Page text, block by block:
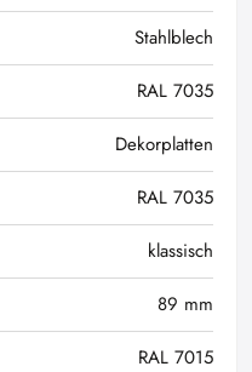
Stahlblech
RAL 7035
Dekorplatten
RAL 7035
klassisch
89 mm
RAL 7015